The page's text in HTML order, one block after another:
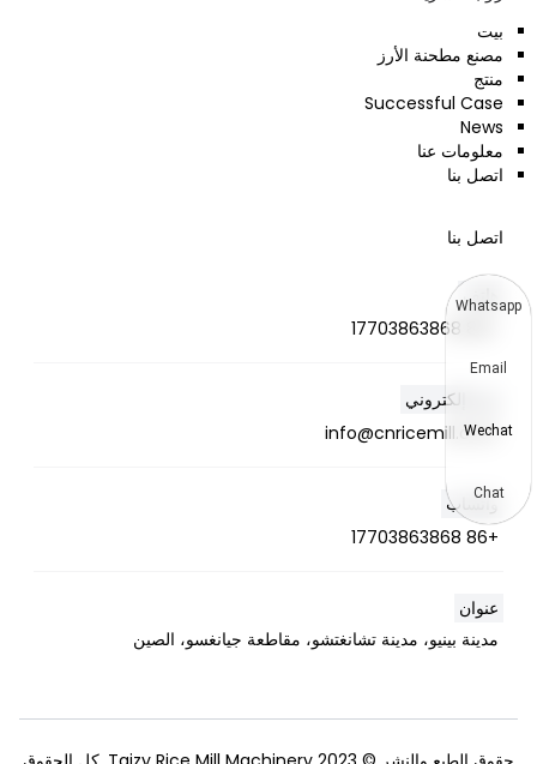
بيت
مصنع مطحنة الأرز
منتج
Successful Case
News
معلومات عنا
اتصل بنا
اتصل بنا
هاتف
بريد إلكتروني
info@cnricemill.com
واتساب
+86 17703863868
عنوان
مدينة بينيو، مدينة تشانغتشو، مقاطعة جيانغسو، الصين
Whatsapp
Email
Wechat
Chat